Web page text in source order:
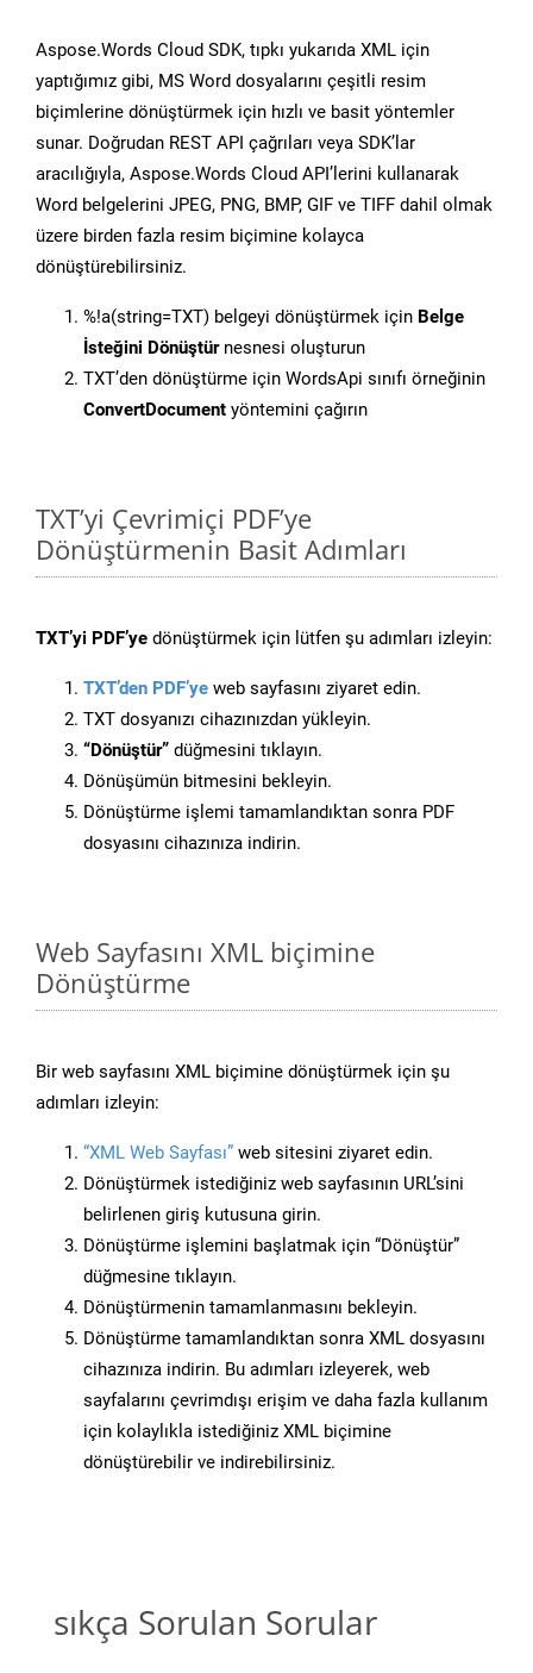
Aspose.Words Cloud SDK, tıpkı yukarıda XML için
yaptığımız gibi, MS Word dosyalarını çeşitli resim
biçimlerine dönüştürmek için hızlı ve basit yöntemler
sunar. Doğrudan REST API çağrıları veya SDK’lar
aracılığıyla, Aspose.Words Cloud API’lerini kullanarak
Word belgelerini JPEG, PNG, BMP, GIF ve TIFF dahil olmak
üzere birden fazla resim biçimine kolayca
dönüştürebilirsiniz.
%!a(string=TXT) belgeyi dönüştürmek için Belge
İsteğini Dönüştürnesnesi oluşturun
TXT’den dönüştürme için WordsApi sınıfı örneğinin
ConvertDocument yöntemini çağırın
TXT’yi Çevrimiçi PDF’ye
Dönüştürmenin Basit Adımları
TXT’yi PDF’ye dönüştürmek için lütfen şu adımları izleyin:
TXT’den PDF’ye web sayfasını ziyaret edin.
TXT dosyanızı cihazınızdan yükleyin.
“Dönüştür” düğmesini tıklayın.
Dönüşümün bitmesini bekleyin.
Dönüştürme işlemi tamamlandıktan sonra PDF
dosyasını cihazınıza indirin.
Web Sayfasını XML biçimine
Dönüştürme
Bir web sayfasını XML biçimine dönüştürmek için şu
adımları izleyin:
“XML Web Sayfası” web sitesini ziyaret edin.
Dönüştürmek istediğiniz web sayfasının URL’sini
belirlenen giriş kutusuna girin.
Dönüştürme işlemini başlatmak için “Dönüştür”
düğmesine tıklayın.
Dönüştürmenin tamamlanmasını bekleyin.
Dönüştürme tamamlandıktan sonra XML dosyasını
cihazınıza indirin. Bu adımları izleyerek, web
sayfalarını çevrimdışı erişim ve daha fazla kullanım
için kolaylıkla istediğiniz XML biçimine
dönüştürebilir ve indirebilirsiniz.
sıkça Sorulan Sorular